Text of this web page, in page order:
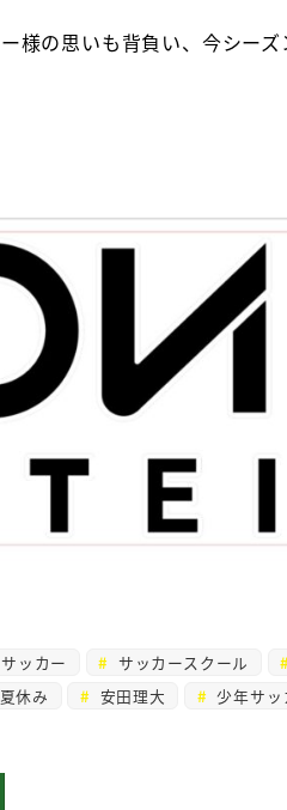
様の思いも背負い、今シーズ
ッカー サッカースクール
夏休み 安田理大 少年サッ